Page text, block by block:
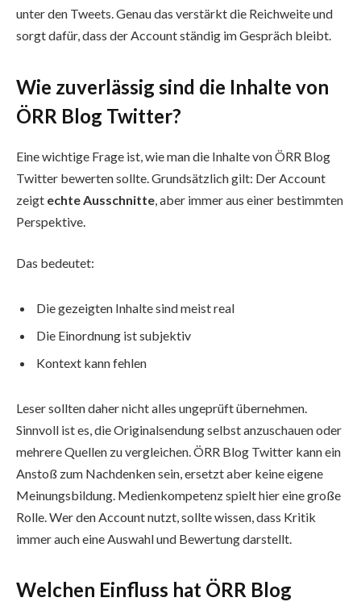
unter den Tweets. Genau das verstärkt die Reichweite und
sorgt dafür, dass der Account ständig im Gespräch bleibt.
Wie zuverlässig sind die Inhalte von
ÖRR Blog Twitter?
Eine wichtige Frage ist, wie man die Inhalte von ÖRR Blog
Twitter bewerten sollte. Grundsätzlich gilt: Der Account
zeigt echte Ausschnitte , aber immer aus einer bestimmten
Perspektive.
Das bedeutet:
Die gezeigten Inhalte sind meist real
Die Einordnung ist subjektiv
Kontext kann fehlen
Leser sollten daher nicht alles ungeprüft übernehmen.
Sinnvoll ist es, die Originalsendung selbst anzuschauen oder
mehrere Quellen zu vergleichen. ÖRR Blog Twitter kann ein
Anstoß zum Nachdenken sein, ersetzt aber keine eigene
Meinungsbildung. Medienkompetenz spielt hier eine große
Rolle. Wer den Account nutzt, sollte wissen, dass Kritik
immer auch eine Auswahl und Bewertung darstellt.
Welchen Einfluss hat ÖRR Blog